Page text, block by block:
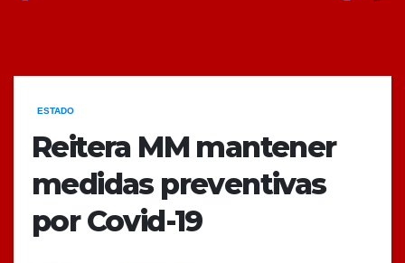
ESTADO
Reitera MM mantener
medidas preventivas
por Covid-19